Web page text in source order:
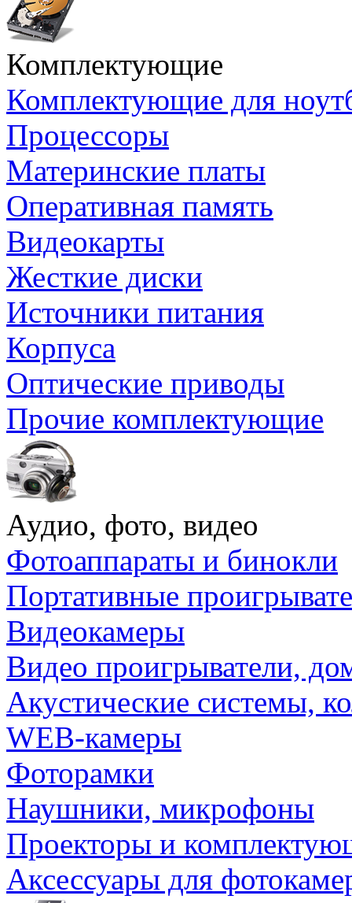
Комплектующие
Комплектующие для
Процессоры
Материнские платы
Оперативная память
Видеокарты
Жесткие диски
Источники питания
Корпуса
Оптические приводы
Прочие комплектующие
Аудио, фото, видео
Фотоаппараты и бинокли
Портативные
Видеокамеры
Видео проигрыватели,
Акустические системы,
WEB-камеры
Фоторамки
Наушники, микрофоны
Проекторы и
Аксессуары для